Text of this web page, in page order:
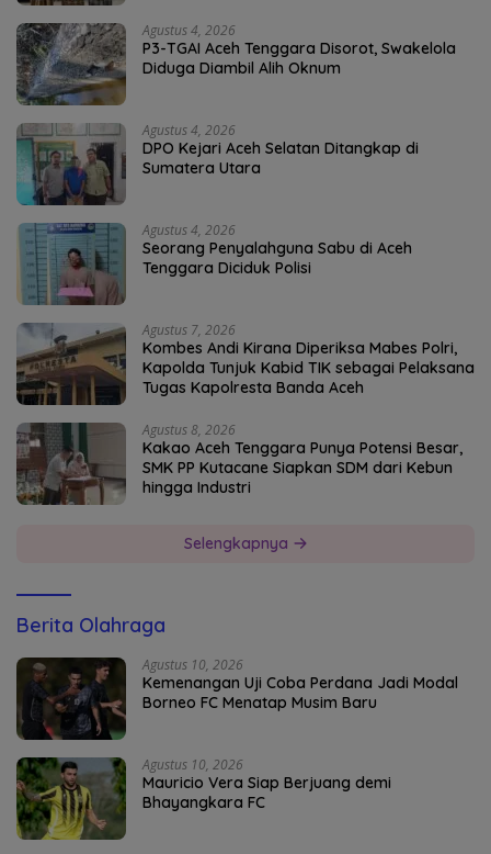
Agustus 4, 2026
P3-TGAI Aceh Tenggara Disorot, Swakelola
Diduga Diambil Alih Oknum
Agustus 4, 2026
DPO Kejari Aceh Selatan Ditangkap di
Sumatera Utara
Agustus 4, 2026
Seorang Penyalahguna Sabu di Aceh
Tenggara Diciduk Polisi
Agustus 7, 2026
Kombes Andi Kirana Diperiksa Mabes Polri,
Kapolda Tunjuk Kabid TIK sebagai Pelaksana
Tugas Kapolresta Banda Aceh
Agustus 8, 2026
Kakao Aceh Tenggara Punya Potensi Besar,
SMK PP Kutacane Siapkan SDM dari Kebun
hingga Industri
Selengkapnya
Berita Olahraga
Agustus 10, 2026
Kemenangan Uji Coba Perdana Jadi Modal
Borneo FC Menatap Musim Baru
Agustus 10, 2026
Mauricio Vera Siap Berjuang demi
Bhayangkara FC